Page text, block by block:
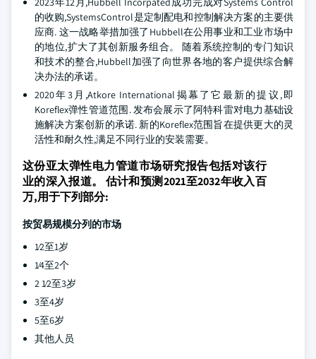
的收购,SystemsControl是定制配电和控制解决方案的主要供
应商. 这一战略举措加强了Hubbell在公用事业和工业市场中
的地位,扩大了其创新服务组合。 随着系统控制的专门知识
和技术的整合,Hubbell加强了向世界各地的客户提供综合解
决办法的承诺。
2020年3月,Atkore International揭幕了它最新的提议,即
Koreflex弹性管道范围. 发布会展示了阿特科雷对电力基础设
施解决方案创新的承诺. 新的Koreflex范围旨在提供更大的灵
活性和耐久性,满足不同行业的安装需要。
这份亚太弹性电力管道市场研究报告包括对该行
业的深入报道。 估计和预测2021至2032年收入百
万,用于下列部分:
按贸易规模分列的市场
1⁄2至1岁
1⁄4至2个
2 1⁄2至3岁
3至4岁
5至6岁
其他人员